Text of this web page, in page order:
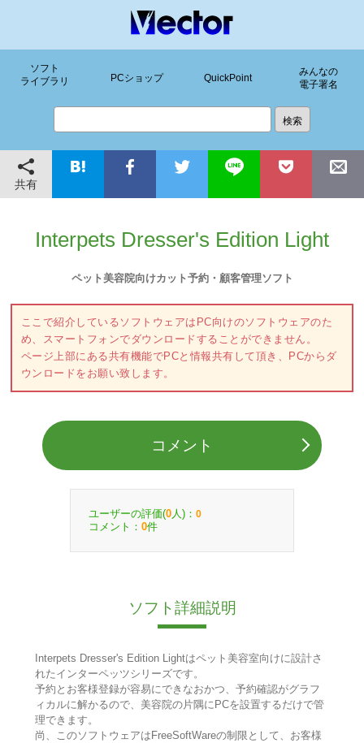
ソフト
ライブラリ
PCショップ QuickPoint
みんなの
電子署名
共有
Interpets Dresser's Edition Light
ペット美容院向けカット予約・顧客管理ソフト
ここで紹介しているソフトウェアはPC向けのソフトウェアのた
め、スマートフォンでダウンロードすることができません。
ページ上部にある共有機能でPCと情報共有して頂き、PCからダ
ウンロードをお願い致します。
コメント
ユーザーの評価(0 人)： 0
コメント： 0件
ソフト詳細説明
Interpets Dresser's Edition Lightはペット美容室向けに設計さ
れたインターペッツシリーズです。
予約とお客様登録が容易にできなおかつ、予約確認がグラフ
ィカルに解かるので、美容院の片隅にPCを設置するだけで管
理できます。
尚、このソフトウェアはFreeSoftWareの制限として、お客様